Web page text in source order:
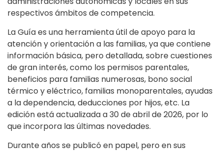
respectivos ámbitos de competencia.
La Guía es una herramienta útil de apoyo para la
atención y orientación a las familias, ya que contiene
información básica, pero detallada, sobre cuestiones
de gran interés, como los permisos parentales,
beneficios para familias numerosas, bono social
térmico y eléctrico, familias monoparentales, ayudas
a la dependencia, deducciones por hijos, etc. La
edición está actualizada a 30 de abril de 2026, por lo
que incorpora las últimas novedades.
Durante años se publicó en papel, pero en sus